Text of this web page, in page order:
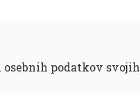
osebnih podatkov svojih